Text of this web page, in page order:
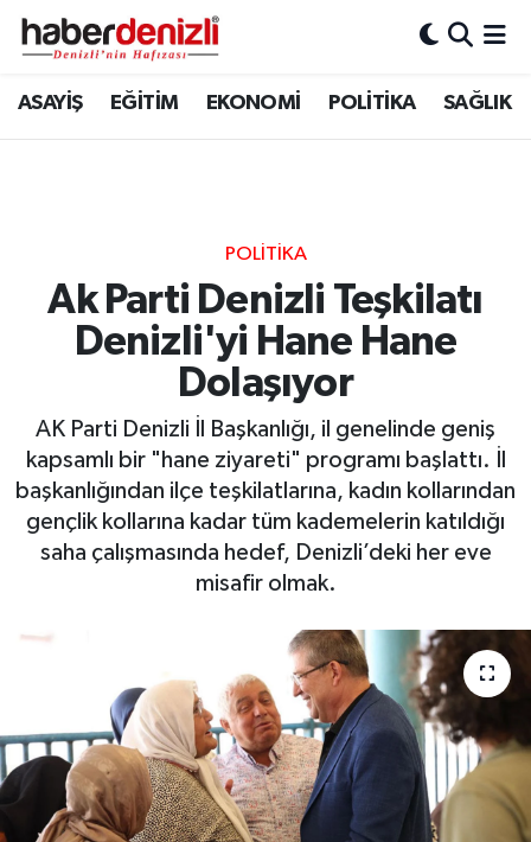
ASAYİŞ EĞİTİM EKONOMİ POLİTİKA SAĞLIK
POLİTİKA
Ak Parti Denizli Teşkilatı
Denizli'yi Hane Hane
Dolaşıyor
AK Parti Denizli İl Başkanlığı, il genelinde geniş
kapsamlı bir "hane ziyareti" programı başlattı. İl
başkanlığından ilçe teşkilatlarına, kadın kollarından
gençlik kollarına kadar tüm kademelerin katıldığı
saha çalışmasında hedef, Denizli’deki her eve
misafir olmak.
Denizli Nöbetçi Eczaneler
Tüm Manşetler
Son Dakika Haberleri
Haber Arşivi